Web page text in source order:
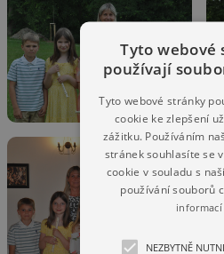
Tyto webové
používají
Tyto webové stránky
cookie ke zlepšení
zážitku. Používáním
stránek souhlasíte se
cookie v souladu s
používání souborů
informací
NEZBYTNĚ